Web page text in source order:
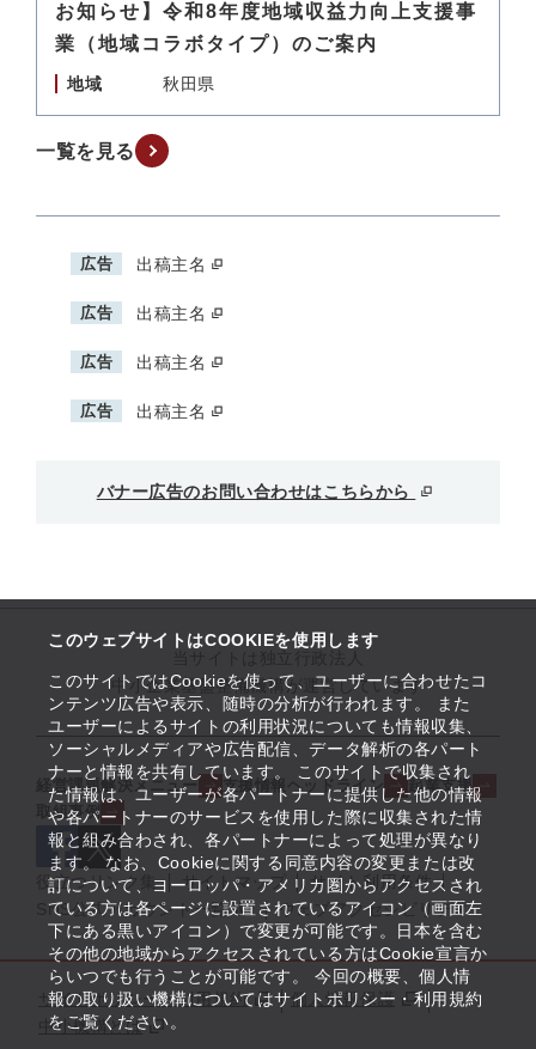
このウェブサイトはCOOKIEを使用します
このサイトではCookieを使って、ユーザーに合わせたコ
ンテンツ広告や表示、随時の分析が行われます。 また
ユーザーによるサイトの利用状況についても情報収集、
ソーシャルメディアや広告配信、データ解析の各パート
ナーと情報を共有しています。 このサイトで収集され
た情報は、ユーザーが各パートナーに提供した他の情報
や各パートナーのサービスを使用した際に収集された情
報と組み合わされ、各パートナーによって処理が異なり
ます。 なお、Cookieに関する同意内容の変更または改
訂について、ヨーロッパ・アメリカ圏からアクセスされ
ている方は各ページに設置されているアイコン（画面左
下にある黒いアイコン）で変更が可能です。日本を含む
その他の地域からアクセスされている方はCookie宣言か
らいつでも行うことが可能です。 今回の概要、個人情
報の取り扱い機構についてはサイトポリシー・利用規約
をご覧ください。
お知らせ】令和8年度地域収益力向上支援事
業（地域コラボタイプ）のご案内
地域 秋田県
一覧を見る
広告 出稿主名
広告 出稿主名
広告 出稿主名
広告 出稿主名
バナー広告のお問い合わせはこちらから
中小企業基盤整備機構が運営しています
経営課題解決メニュー 支援情報ヘッドライン
起業支援
取組事例
役立つリンク集 サイトマップ
サイト利用条件
SNS公式アカウント一覧
ウェブアクセシビリティ
サイトポリシー・利用規約
個人情報保護
中小機構とは